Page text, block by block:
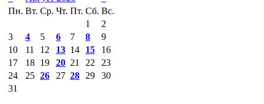
Пн. Вт. Ср. Чт. Пт. Сб. Вс.
1
2
3
4 5 6 7 8
9
10
11 12 13 14 15
16
17
18 19 20 21 22
23
24
25 26 27 28 29
30
31